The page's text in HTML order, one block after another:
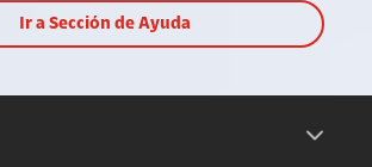
Ir a Sección de Ayuda